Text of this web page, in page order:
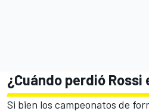
¿Cuándo perdió Rossi
Si bien los campeonatos de